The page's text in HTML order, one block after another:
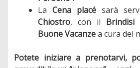
LaCena placésarà
Chiostro, con il Brindisi
Buone Vacanzea cura del
Potete iniziare a prenotarvi,